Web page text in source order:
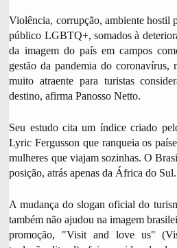
T
O
e
n
d
a
d
a
f
o
,
Violência, corrupção, ambiente hostil
público LGBTQ+, somados à
da imagem do país em campos
gestão da pandemia do coronavírus,
muito atraente para turistas
destino, afirma Panosso Netto.
Seu estudo cita um índice criado
Lyric Fergusson que ranqueia os
mulheres que viajam sozinhas. O
posição, atrás apenas da África do Sul.
A mudança do slogan oficial do
também não ajudou na imagem
promoção, "Visit and love us"